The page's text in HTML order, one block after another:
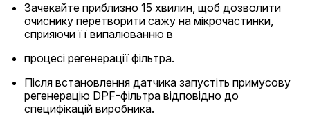
Зачекайте приблизно 15 хвилин, щоб дозволити
очиснику перетворити сажу на мікрочастинки,
сприяючи її випалюванню в
процесі регенерації фільтра.
Після встановлення датчика запустіть примусову
регенерацію DPF-фільтра відповідно до
специфікацій виробника.